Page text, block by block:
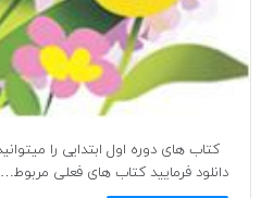
کتاب های دوره اول ابتدایی را
دانلود فرمایید کتاب های فعلی مربوط…